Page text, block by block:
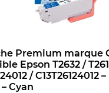
Premium marque
Epson T2632 /
/ C13T26124012
Cyan